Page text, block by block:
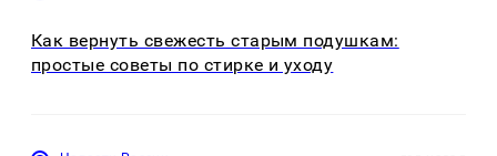
Как вернуть свежесть старым подушкам:
простые советы по стирке и уходу